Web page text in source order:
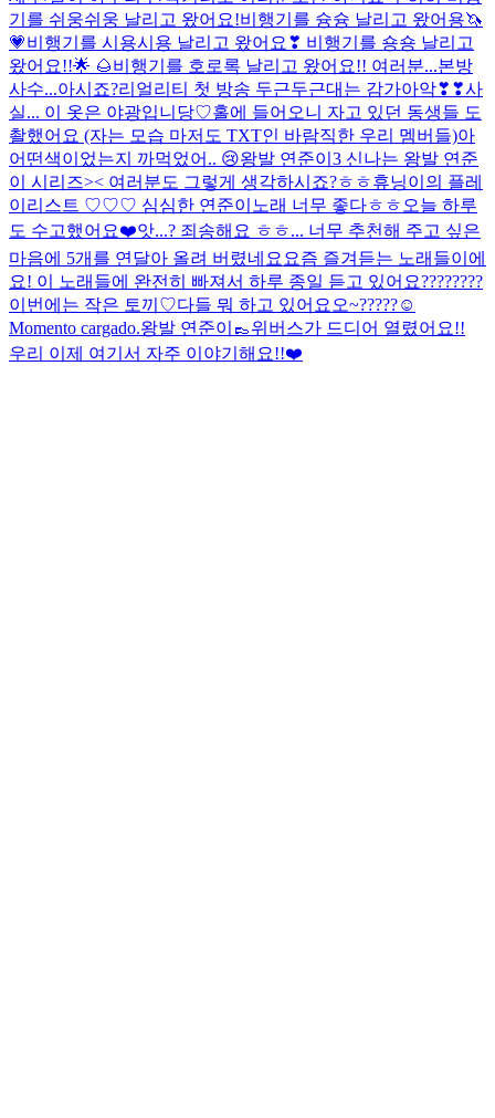
기를 쉬웅쉬웅 날리고 왔어요!비행기를 슝슝 날리고 왔어용🦄
💗비행기를 시용시용 날리고 왔어요❣ 비행기를 숑숑 날리고
왔어요!!🌟 🌰비행기를 호로록 날리고 왔어요!! 여러분...본방
사수...아시죠?리얼리티 첫 방송 두근두근대는 감가아악❣❣사
실... 이 옷은 야광입니당♡홀에 들어오니 자고 있던 동생들 도
촬했어요 (자는 모습 마저도 TXT인 바람직한 우리 멤버들)아
어떤색이었는지 까먹었어.. 😢왕발 연준이3 신나는 왕발 연준
이 시리즈>< 여러분도 그렇게 생각하시죠?ㅎㅎ휴닝이의 플레
이리스트 ♡♡♡ 심심한 연준이 노래 너무 좋다ㅎㅎ 오늘 하루
도 수고했어요❤️앗...? 죄송해요 ㅎㅎ... 너무 추천해 주고 싶은
마음에 5개를 연달아 올려 버렸네요 요즘 즐겨듣는 노래들이에
요! 이 노래들에 완전히 빠져서 하루 종일 듣고 있어요????????
이번에는 작은 토끼♡다들 뭐 하고 있어요오~?????☺️
Momento cargado.왕발 연준이👞위버스가 드디어 열렸어요!!
우리 이제 여기서 자주 이야기해요!!❤️